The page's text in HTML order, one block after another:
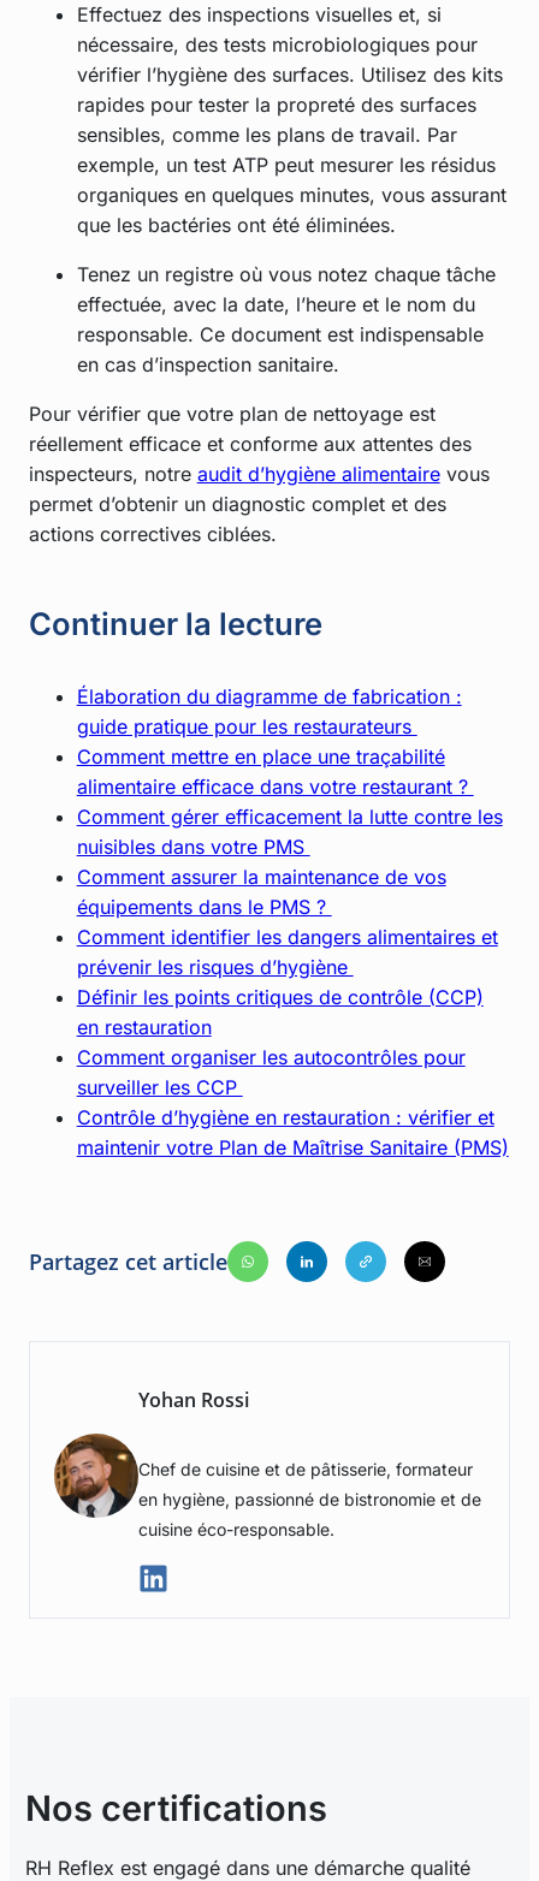
Effectuez des inspections visuelles et, si
nécessaire, des tests microbiologiques pour
vérifier l’hygiène des surfaces. Utilisez des kits
rapides pour tester la propreté des surfaces
sensibles, comme les plans de travail. Par
exemple, un test ATP peut mesurer les résidus
organiques en quelques minutes, vous assurant
que les bactéries ont été éliminées.
Tenez un registre où vous notez chaque tâche
effectuée, avec la date, l’heure et le nom du
responsable. Ce document est indispensable
en cas d’inspection sanitaire.
Pour vérifier que votre plan de nettoyage est
réellement efficace et conforme aux attentes des
inspecteurs, notre audit d’hygiène alimentairevous
permet d’obtenir un diagnostic complet et des
actions correctives ciblées.
Continuer la lecture
Élaboration du diagramme de fabrication :
guide pratique pour les restaurateurs
Comment mettre en place une traçabilité
alimentaire efficace dans votre restaurant ?
Comment gérer efficacement la lutte contre les
nuisibles dans votre PMS
Comment assurer la maintenance de vos
équipements dans le PMS ?
Comment identifier les dangers alimentaires et
prévenir les risques d’hygiène
Définir les points critiques de contrôle (CCP)
en restauration
Comment organiser les autocontrôles pour
surveiller les CCP
Contrôle d’hygiène en restauration : vérifier et
maintenir votre Plan de Maîtrise Sanitaire (PMS)
Partagez cet article
Yohan Rossi
Chef de cuisine et de pâtisserie, formateur
en hygiène, passionné de bistronomie et de
cuisine éco-responsable.
Nos certifications
RH Reflex est engagé dans une démarche qualité